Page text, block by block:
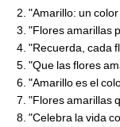
"Amarillo: un
"Flores amarillas
"Recuerda, cada
"Que las flores
"Amarillo es el
"Flores amarillas
"Celebra la vida